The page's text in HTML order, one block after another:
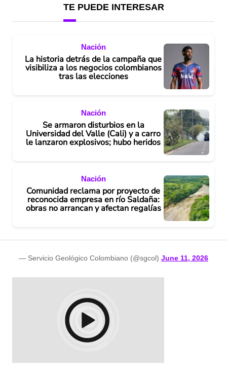
TE PUEDE INTERESAR
Nación
La historia detrás de la campaña que
visibiliza a los negocios colombianos
tras las elecciones
Nación
Se armaron disturbios en la
Universidad del Valle (Cali) y a carro
le lanzaron explosivos; hubo heridos
Nación
Comunidad reclama por proyecto de
reconocida empresa en río Saldaña:
obras no arrancan y afectan regalías
— Servicio Geológico Colombiano (@sgcol) June 11, 2026